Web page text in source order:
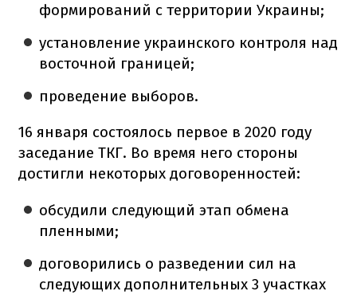
формирований с территории Украины;
установление украинского контроля над
восточной границей;
проведение выборов.
16 января состоялось первое в 2020 году
заседание ТКГ. Во время него стороны
достигли некоторых договоренностей:
обсудили следующий этап обмена
пленными;
договорились о разведении сил на
следующих дополнительных 3 участках